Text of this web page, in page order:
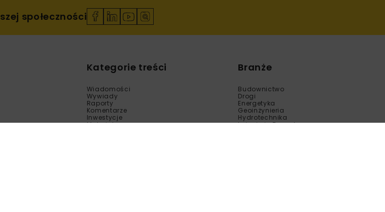
społeczności
Kategorie treści
Wiadomości
Wywiady
Raporty
Komentarze
Inwestycje
Materiały
Branże
Budownictwo
Drogi
Energetyka
Geoinżynieria
Hydrotechnika
Inżynieria Bezwykopowa